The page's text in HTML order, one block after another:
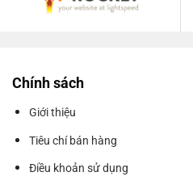
Chính sách
Giới thiệu
Tiêu chí bán hàng
Điều khoản sử dụng